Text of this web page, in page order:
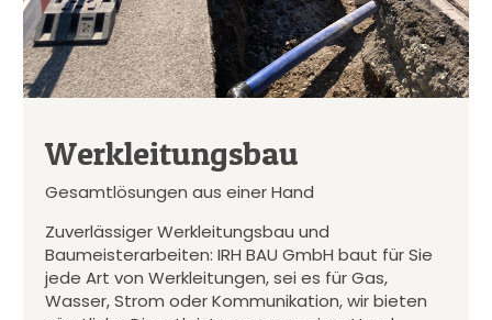
Werkleitungsbau
Gesamtlösungen aus einer Hand
Zuverlässiger Werkleitungsbau und
Baumeisterarbeiten: IRH BAU GmbH baut für Sie
jede Art von Werkleitungen, sei es für Gas,
Wasser, Strom oder Kommunikation, wir bieten